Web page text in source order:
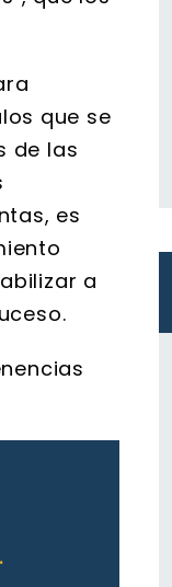
que se
de las
es
a